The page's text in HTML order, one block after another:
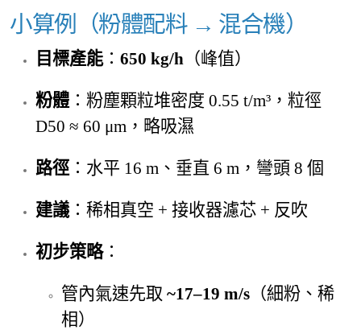
小算例（粉體配料 → 混合機）
目標產能： 650 kg/h （峰值）
粉體 ：粉塵顆粒堆密度 0.55 t/m³，粒徑
D50 ≈ 60 μm，略吸濕
路徑 ：水平 16 m、垂直 6 m，彎頭 8 個
建議 ：稀相真空 + 接收器濾芯 + 反吹
初步策略：
管內氣速先取 ~17–19 m/s （細粉、稀
相）